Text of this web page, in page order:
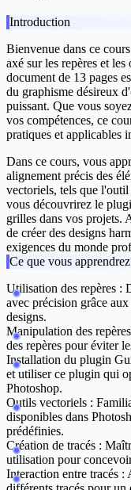
Introduction
Bienvenue dans ce
axé sur les repères et
document de 13 pages
du graphisme désireux
puissant. Que vous
vos compétences, ce
pratiques et applicables
Dans ce cours, vous
alignement précis des
vectoriels, tels que
vous découvrirez le
grilles dans vos projets.
de créer des designs
exigences du monde
Ce que vous apprendrez
Utilisation des repères :
avec précision grâce
designs.
Manipulation des
des repères pour éviter
Installation du plugin
et utiliser ce plugin qui
Photoshop.
Outils vectoriels :
disponibles dans
prédéfinies.
Création de tracés :
utilisation pour
Interaction entre tracés :